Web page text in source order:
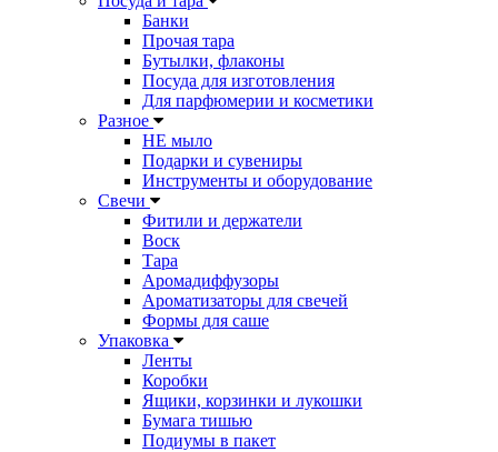
Банки
Прочая тара
Бутылки, флаконы
Посуда для изготовления
Для парфюмерии и косметики
Разное
НЕ мыло
Подарки и сувениры
Инструменты и оборудование
Свечи
Фитили и держатели
Воск
Тара
Аромадиффузоры
Ароматизаторы для свечей
Формы для саше
Упаковка
Ленты
Коробки
Ящики, корзинки и лукошки
Бумага тишью
Подиумы в пакет